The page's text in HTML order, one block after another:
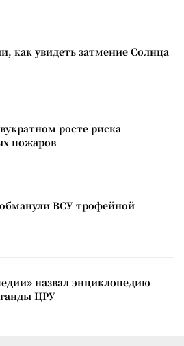
как увидеть затмение Солнца
росте риска
пожаров
ВСУ трофейной
назвал энциклопедию
ЦРУ